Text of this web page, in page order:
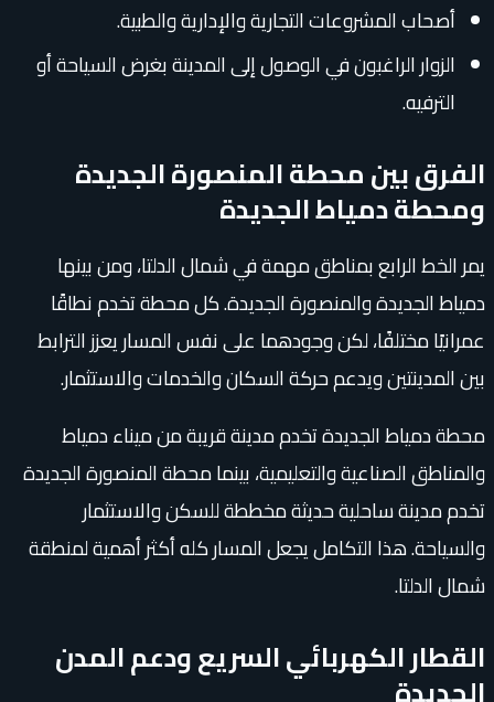
أصحاب المشروعات التجارية والإدارية والطبية.
الزوار الراغبون في الوصول إلى المدينة بغرض السياحة أو
الترفيه.
الفرق بين محطة المنصورة الجديدة
ومحطة دمياط الجديدة
يمر الخط الرابع بمناطق مهمة في شمال الدلتا، ومن بينها
دمياط الجديدة والمنصورة الجديدة. كل محطة تخدم نطاقًا
عمرانيًا مختلفًا، لكن وجودهما على نفس المسار يعزز الترابط
بين المدينتين ويدعم حركة السكان والخدمات والاستثمار.
محطة دمياط الجديدة تخدم مدينة قريبة من ميناء دمياط
والمناطق الصناعية والتعليمية، بينما محطة المنصورة الجديدة
تخدم مدينة ساحلية حديثة مخططة للسكن والاستثمار
والسياحة. هذا التكامل يجعل المسار كله أكثر أهمية لمنطقة
شمال الدلتا.
القطار الكهربائي السريع ودعم المدن